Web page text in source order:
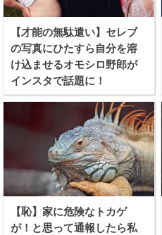
【才能の無駄遣い】セレブ
の写真にひたすら自分を溶
け込ませるオモシロ野郎が
インスタで話題に！
【恥】家に危険なトカゲ
が！と思って通報したら私